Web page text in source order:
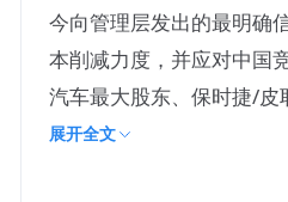
今向管理层发出的最明确
本削减力度，并应对中国
汽车最大股东、保时捷/皮
捷SE董事会主席Hans
展开全文